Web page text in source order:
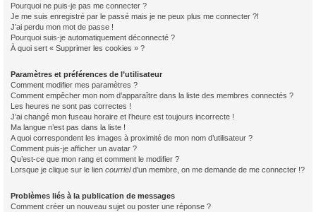
Pourquoi ne puis-je pas me connecter ?
Je me suis enregistré par le passé mais je ne peux plus me connecter ?!
J’ai perdu mon mot de passe !
Pourquoi suis-je automatiquement déconnecté ?
À quoi sert « Supprimer les cookies » ?
Paramètres et préférences de l’utilisateur
Comment modifier mes paramètres ?
Comment empêcher mon nom d’apparaître dans la liste des membres connectés ?
Les heures ne sont pas correctes !
J’ai changé mon fuseau horaire et l’heure est toujours incorrecte !
Ma langue n’est pas dans la liste !
A quoi correspondent les images à proximité de mon nom d’utilisateur ?
Comment puis-je afficher un avatar ?
Qu’est-ce que mon rang et comment le modifier ?
Lorsque je clique sur le lien courrield’un membre, on me demande de me connecter !?
Problèmes liés à la publication de messages
Comment créer un nouveau sujet ou poster une réponse ?